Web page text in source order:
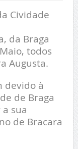
Cividade
da Braga
todos
Augusta.
devido à
de Braga
sua
de Bracara